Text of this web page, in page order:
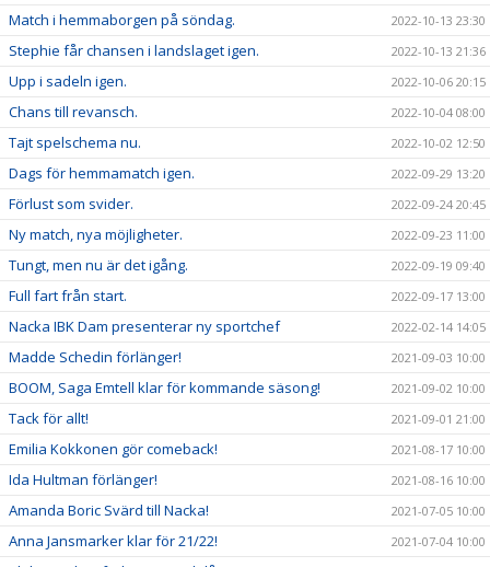
Match i hemmaborgen på söndag. 2022-10-13 23:30
Stephie får chansen i landslaget igen. 2022-10-13 21:36
Upp i sadeln igen. 2022-10-06 20:15
Chans till revansch. 2022-10-04 08:00
Tajt spelschema nu. 2022-10-02 12:50
Dags för hemmamatch igen. 2022-09-29 13:20
Förlust som svider. 2022-09-24 20:45
Ny match, nya möjligheter. 2022-09-23 11:00
Tungt, men nu är det igång. 2022-09-19 09:40
Full fart från start. 2022-09-17 13:00
Nacka IBK Dam presenterar ny sportchef 2022-02-14 14:05
Madde Schedin förlänger! 2021-09-03 10:00
BOOM, Saga Emtell klar för kommande säsong! 2021-09-02 10:00
Tack för allt! 2021-09-01 21:00
Emilia Kokkonen gör comeback! 2021-08-17 10:00
Ida Hultman förlänger! 2021-08-16 10:00
Amanda Boric Svärd till Nacka! 2021-07-05 10:00
Anna Jansmarker klar för 21/22! 2021-07-04 10:00